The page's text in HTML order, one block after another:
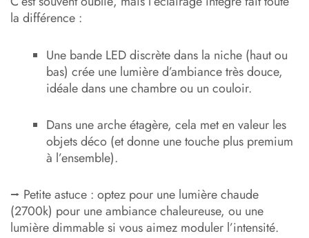
la différence :
Une bande LED discrète dans la niche (haut ou
bas) crée une lumière d’ambiance très douce,
idéale dans une chambre ou un couloir.
Dans une arche étagère, cela met en valeur les
objets déco (et donne une touche plus premium
à l’ensemble).
⭢ Petite astuce : optez pour une lumière chaude
(2700k) pour une ambiance chaleureuse, ou une
lumière dimmable si vous aimez moduler l’intensité.